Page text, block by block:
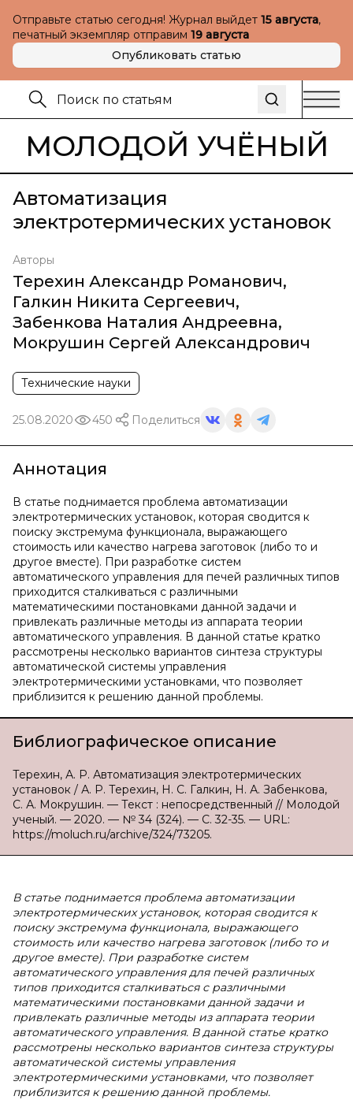
Отправьте статью сегодня! Журнал выйдет 15 августа,
печатный экземпляр отправим 19 августа
Опубликовать статью
МОЛОДОЙ УЧЁНЫЙ
Автоматизация
электротермических установок
Авторы
Терехин Александр Романович,
Галкин Никита Сергеевич,
Забенкова Наталия Андреевна,
Мокрушин Сергей Александрович
Технические науки
25.08.2020 450 Поделиться
Аннотация
В статье поднимается проблема автоматизации
электротермических установок, которая сводится к
поиску экстремума функционала, выражающего
стоимость или качество нагрева заготовок (либо то и
другое вместе). При разработке систем
автоматического управления для печей различных типов
приходится сталкиваться с различными
математическими постановками данной задачи и
привлекать различные методы из аппарата теории
автоматического управления. В данной статье кратко
рассмотрены несколько вариантов синтеза структуры
автоматической системы управления
электротермическими установками, что позволяет
приблизится к решению данной проблемы.
Библиографическое описание
Терехин, А. Р. Автоматизация электротермических
установок / А. Р. Терехин, Н. С. Галкин, Н. А. Забенкова,
С. А. Мокрушин. — Текст : непосредственный // Молодой
ученый. — 2020. — № 34 (324). — С. 32-35. — URL:
https://moluch.ru/archive/324/73205.
В статье поднимается проблема автоматизации
электротермических установок, которая сводится к
поиску экстремума функционала, выражающего
стоимость или качество нагрева заготовок (либо то и
другое вместе). При разработке систем
автоматического управления для печей различных
типов приходится сталкиваться с различными
математическими постановками данной задачи и
привлекать различные методы из аппарата теории
автоматического управления. В данной статье кратко
рассмотрены несколько вариантов синтеза структуры
автоматической системы управления
электротермическими установками, что позволяет
приблизится к решению данной проблемы.